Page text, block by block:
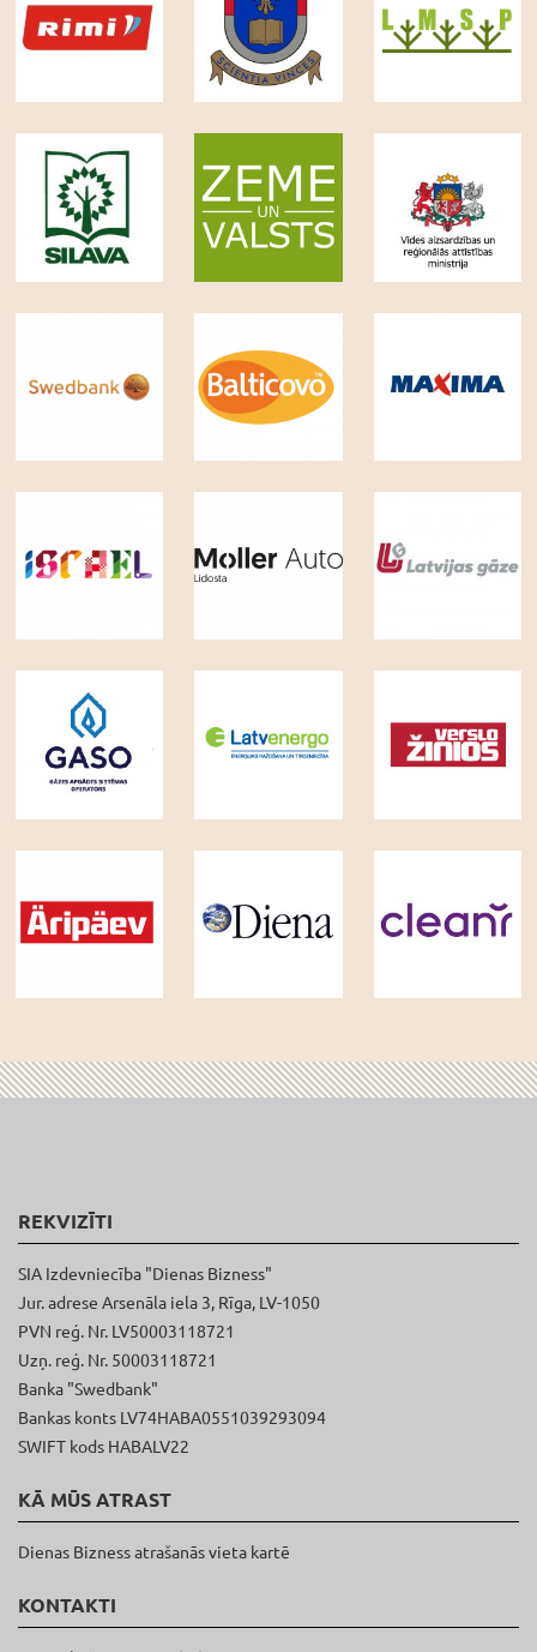
REKVIZĪTI
SIA Izdevniecība "Dienas Bizness"
Jur. adrese Arsenāla iela 3, Rīga, LV-1050
PVN reģ. Nr. LV50003118721
Uzņ. reģ. Nr. 50003118721
Banka "Swedbank"
Bankas konts LV74HABA0551039293094
SWIFT kods HABALV22
KĀ MŪS ATRAST
Dienas Bizness atrašanās vieta kartē
KONTAKTI